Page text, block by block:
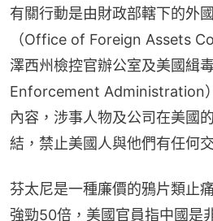
有關行動是由財政部轄下的外
（Office of Foreign Assets
澤西州檢控官辦公室及美國緝
Enforcement Administration
內容，涉事人物及公司在美國
結，禁止美國人與他們有任何
芬太尼是一種廉價的鴉片類止
強勁50倍，美國官員指中國是